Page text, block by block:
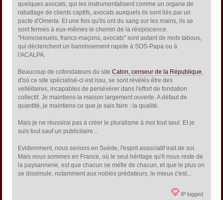
quelques avocats, qui les instrumentalisent comme un organe de
rabattage de clients captifs, avocats auxquels ils sont liés par un
pacte d'Omerta. Et une fois qu'ils ont du sang sur les mains, ils se
sont fermés à eux-mêmes le chemin de la résipiscence.
"Homosexuels, francs-maçons, avocats" sont autant de mots tabous,
qui déclenchent un bannissement rapide à SOS-Papa ou à
l'ACALPA.
Beaucoup de cofondateurs du siteCaton, censeur de la République,
d'où ce site spécialisé-ci est issu, se sont révélés être des
velléitaires, incapables de persévérer dans l'effort de fondation
collectif. Je maintiens la maison largement ouverte. A défaut de
quantité, je maintiens ce que je sais faire : la qualité.
Mais je ne réussirai pas à créer le pluralisme à moi tout seul. Et je
suis tout sauf un publicitaire...
Evidemment, nous serions en Suède, l'esprit associatif irait de soi.
Mais nous sommes en France, où le seul héritage qu'il nous reste de
la paysannerie, est que chacun se méfie de chacun, et que le plus on
se dissimule, notamment aux nobles prédateurs, le mieux c'est...
IP logged